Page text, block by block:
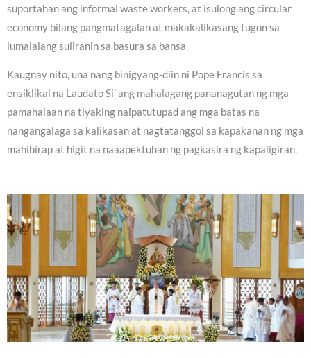
suportahan ang informal waste workers, at isulong ang circular
economy bilang pangmatagalan at makakalikasang tugon sa
lumalalang suliranin sa basura sa bansa.
Kaugnay nito, una nang binigyang-diin ni Pope Francis sa
ensiklikal na Laudato Si’ ang mahalagang pananagutan ng mga
pamahalaan na tiyaking naipatutupad ang mga batas na
nangangalaga sa kalikasan at nagtatanggol sa kapakanan ng mga
mahihirap at higit na naaapektuhan ng pagkasira ng kapaligiran.